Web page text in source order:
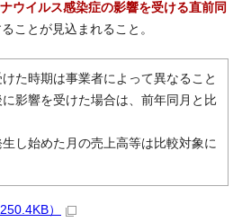
ウイルス感染症の影響を受ける直前同
ことが見込まれること。
た時期は事業者によって異なること
影響を受けた場合は、前年同月と比
し始めた月の売上高等は比較対象に
）